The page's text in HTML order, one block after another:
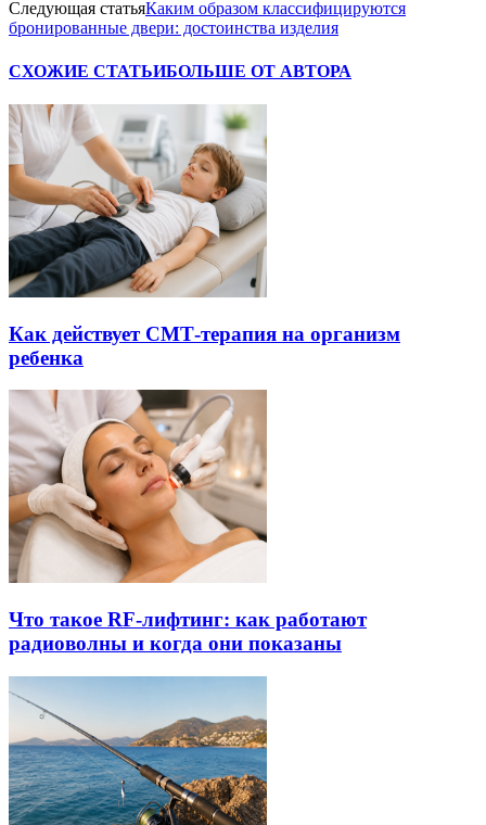
Следующая статьяКаким образом классифицируются
бронированные двери: достоинства изделия
СХОЖИЕ СТАТЬИБОЛЬШЕ ОТ АВТОРА
Как действует СМТ-терапия на организм
ребенка
Что такое RF-лифтинг: как работают
радиоволны и когда они показаны